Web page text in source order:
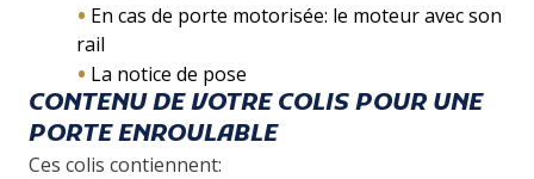
En cas de porte motorisée: le moteur avec son
rail
La notice de pose
CONTENU DE VOTRE COLIS POUR UNE
PORTE ENROULABLE
Ces colis contiennent: